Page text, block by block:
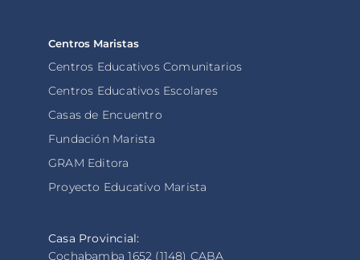
Centros Maristas
Centros Educativos Comunitarios
Centros Educativos Escolares
Casas de Encuentro
Fundación Marista
GRAM Editora
Proyecto Educativo Marista
Casa Provincial:
Cochabamba 1652 (1148) CABA